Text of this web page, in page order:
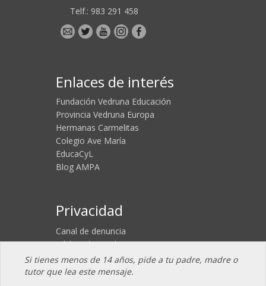
Telf.: 983 291 458
Enlaces de interés
Fundación Vedruna Educación
Provincia Vedruna Europa
Hermanas Carmelitas
Colegio Ave María
EducaCyL
Blog AMPA
Privacidad
Canal de denuncia
Código de conducta
Aviso legal
Política de Cookies
Si tienes menos de 14 años, pide a tu padre, madre o
tutor que lea este mensaje.